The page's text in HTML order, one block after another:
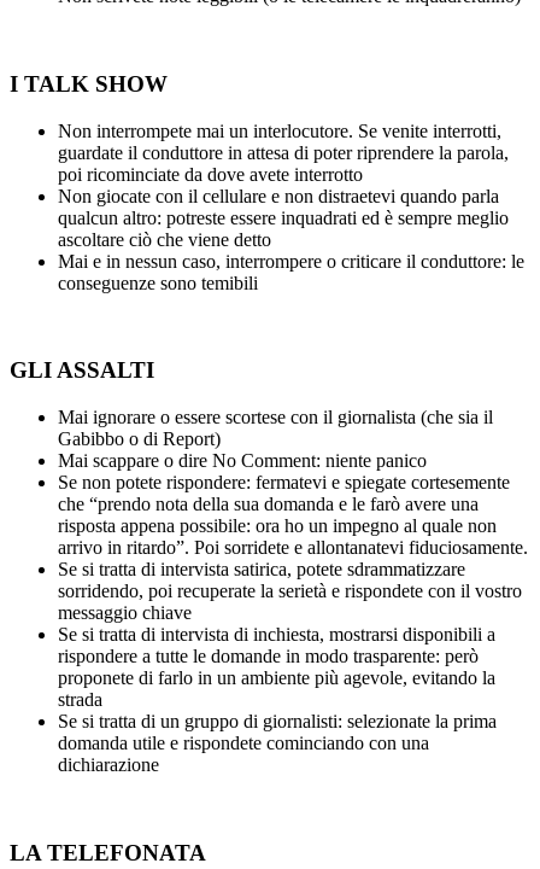
I TALK SHOW
Non interrompete mai un interlocutore. Se venite interrotti,
guardate il conduttore in attesa di poter riprendere la parola,
poi ricominciate da dove avete interrotto
Non giocate con il cellulare e non distraetevi quando parla
qualcun altro: potreste essere inquadrati ed è sempre meglio
ascoltare ciò che viene detto
Mai e in nessun caso, interrompere o criticare il conduttore: le
conseguenze sono temibili
GLI ASSALTI
Mai ignorare o essere scortese con il giornalista (che sia il
Gabibbo o di Report)
Mai scappare o dire No Comment: niente panico
Se non potete rispondere: fermatevi e spiegate cortesemente
che “prendo nota della sua domanda e le farò avere una
risposta appena possibile: ora ho un impegno al quale non
arrivo in ritardo”. Poi sorridete e allontanatevi fiduciosamente.
Se si tratta di intervista satirica, potete sdrammatizzare
sorridendo, poi recuperate la serietà e rispondete con il vostro
messaggio chiave
Se si tratta di intervista di inchiesta, mostrarsi disponibili a
rispondere a tutte le domande in modo trasparente: però
proponete di farlo in un ambiente più agevole, evitando la
strada
Se si tratta di un gruppo di giornalisti: selezionate la prima
domanda utile e rispondete cominciando con una
dichiarazione
LA TELEFONATA